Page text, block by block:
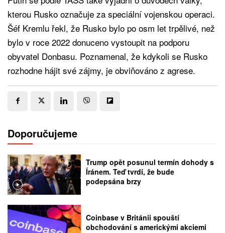
kterou Rusko označuje za speciální vojenskou operaci.
Šéf Kremlu řekl, že Rusko bylo po osm let trpělivé, než
bylo v roce 2022 donuceno vystoupit na podporu
obyvatel Donbasu. Poznamenal, že kdykoli se Rusko
rozhodne hájit své zájmy, je obviňováno z agrese.
Doporučujeme
Trump opět posunul termín dohody s
Íránem. Teď tvrdí, že bude
podepsána brzy
Coinbase v Británii spouští
obchodování s americkými akciemi